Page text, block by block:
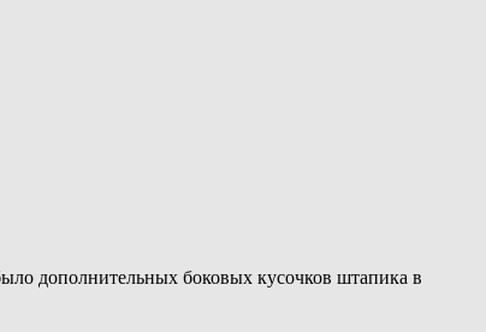
дополнительных боковых кусочков штапика в